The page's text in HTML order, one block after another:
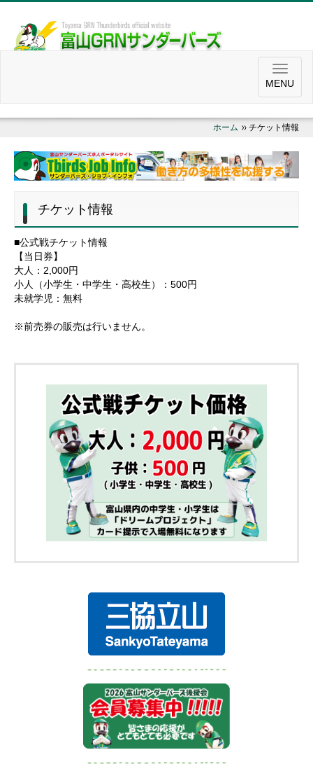
MENU
ホーム チケット情報
チケット情報
■公式戦チケット情報
【当日券】
大人：2,000円
小人（小学生・中学生・高校生）：500円
未就学児：無料
※前売券の販売は行いません。